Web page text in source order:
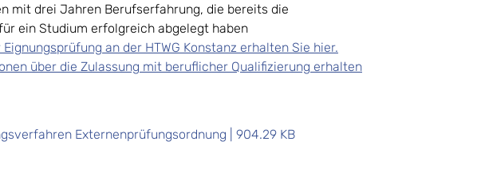
mit drei Jahren Berufserfahrung, die bereits die
ein Studium erfolgreich abgelegt haben
an der HTWG Konstanz erhalten Sie hier.
über die Zulassung mit beruflicher Qualifizierung erhalten
Externenprüfungsordnung | 904.29 KB